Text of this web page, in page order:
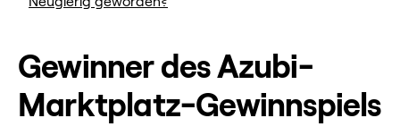
Gewinner des Azubi-
Marktplatz-Gewinnspiels